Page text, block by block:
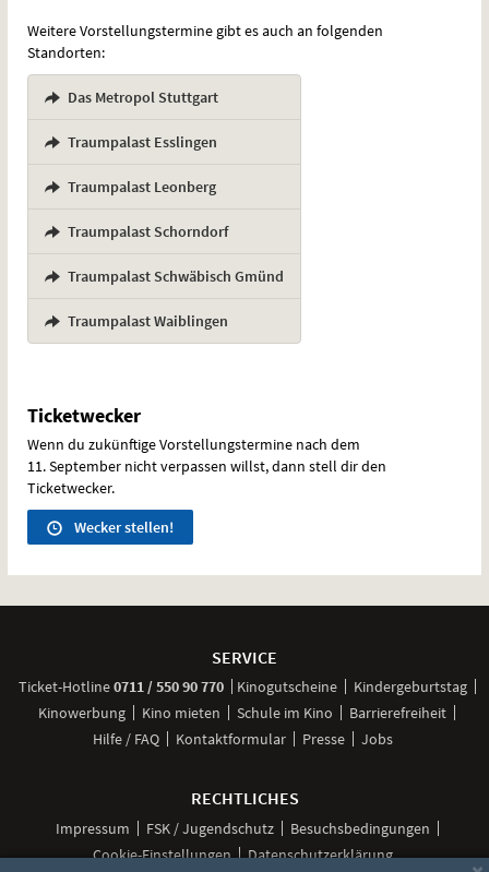
Weitere Vorstellungstermine gibt es auch an folgenden
Standorten:
Das Metropol Stuttgart
Traumpalast Esslingen
Traumpalast Leonberg
Traumpalast Schorndorf
Traumpalast Schwäbisch Gmünd
Traumpalast Waiblingen
Ticketwecker
Wenn du zukünftige Vorstellungstermine nach dem
11. September nicht verpassen willst, dann stell dir den
Ticketwecker.
Wecker stellen!
SERVICE
Ticket-Hotline0711 / 550 90 770anrufen
Kinogutscheine
Kindergeburtstag
Kinowerbung
Kino mieten Schule im Kino
Barrierefreiheit
Hilfe / FAQ
Kontaktformular Presse Jobs
RECHTLICHES
Impressum FSK / Jugendschutz
Besuchsbedingungen
Cookie-Einstellungen
Datenschutzerklärung